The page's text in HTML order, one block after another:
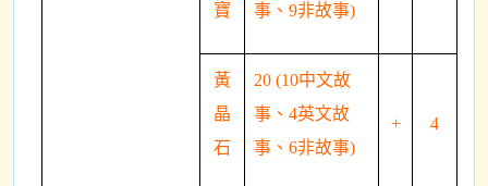
寶
事、9非故事)
黃
晶
石
20 (10中文故
事、4英文故
事、6非故事)
+ 4